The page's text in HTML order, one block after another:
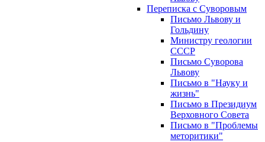
Переписка с Суворовым
Письмо Львову и
Гольдину
Министру геологии
СССР
Письмо Суворова
Львову
Письмо в "Науку и
жизнь"
Письмо в Президиум
Верховного Совета
Письмо в "Проблемы
меторитики"